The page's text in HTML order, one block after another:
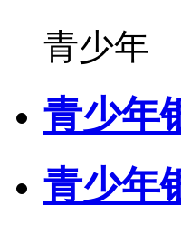
青少年
青少年
青少年